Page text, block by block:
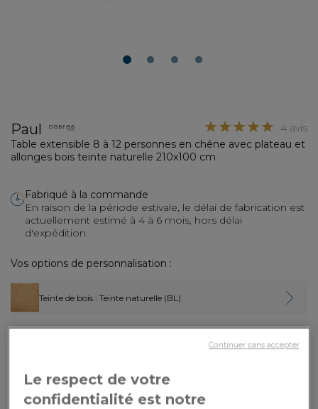
1 2 3 4
4 avis
Paul
Table extensible 8 à 12 personnes en chêne avec plateau et
allonges bois teinte naturelle 210x100 cm
Fabriqué à la commande
En raison de la période estivale, le délai de fabrication est
actuellement estimé à 4 à 6 mois, hors délai
d'expédition.
Vos options de personnalisation :
Teinte de bois : Teinte naturelle (BL)
: L210xP100xH75 cm
Revêtement du plateau: Bois
Le respect de votre
confidentialité est notre
Continuer sans accepter